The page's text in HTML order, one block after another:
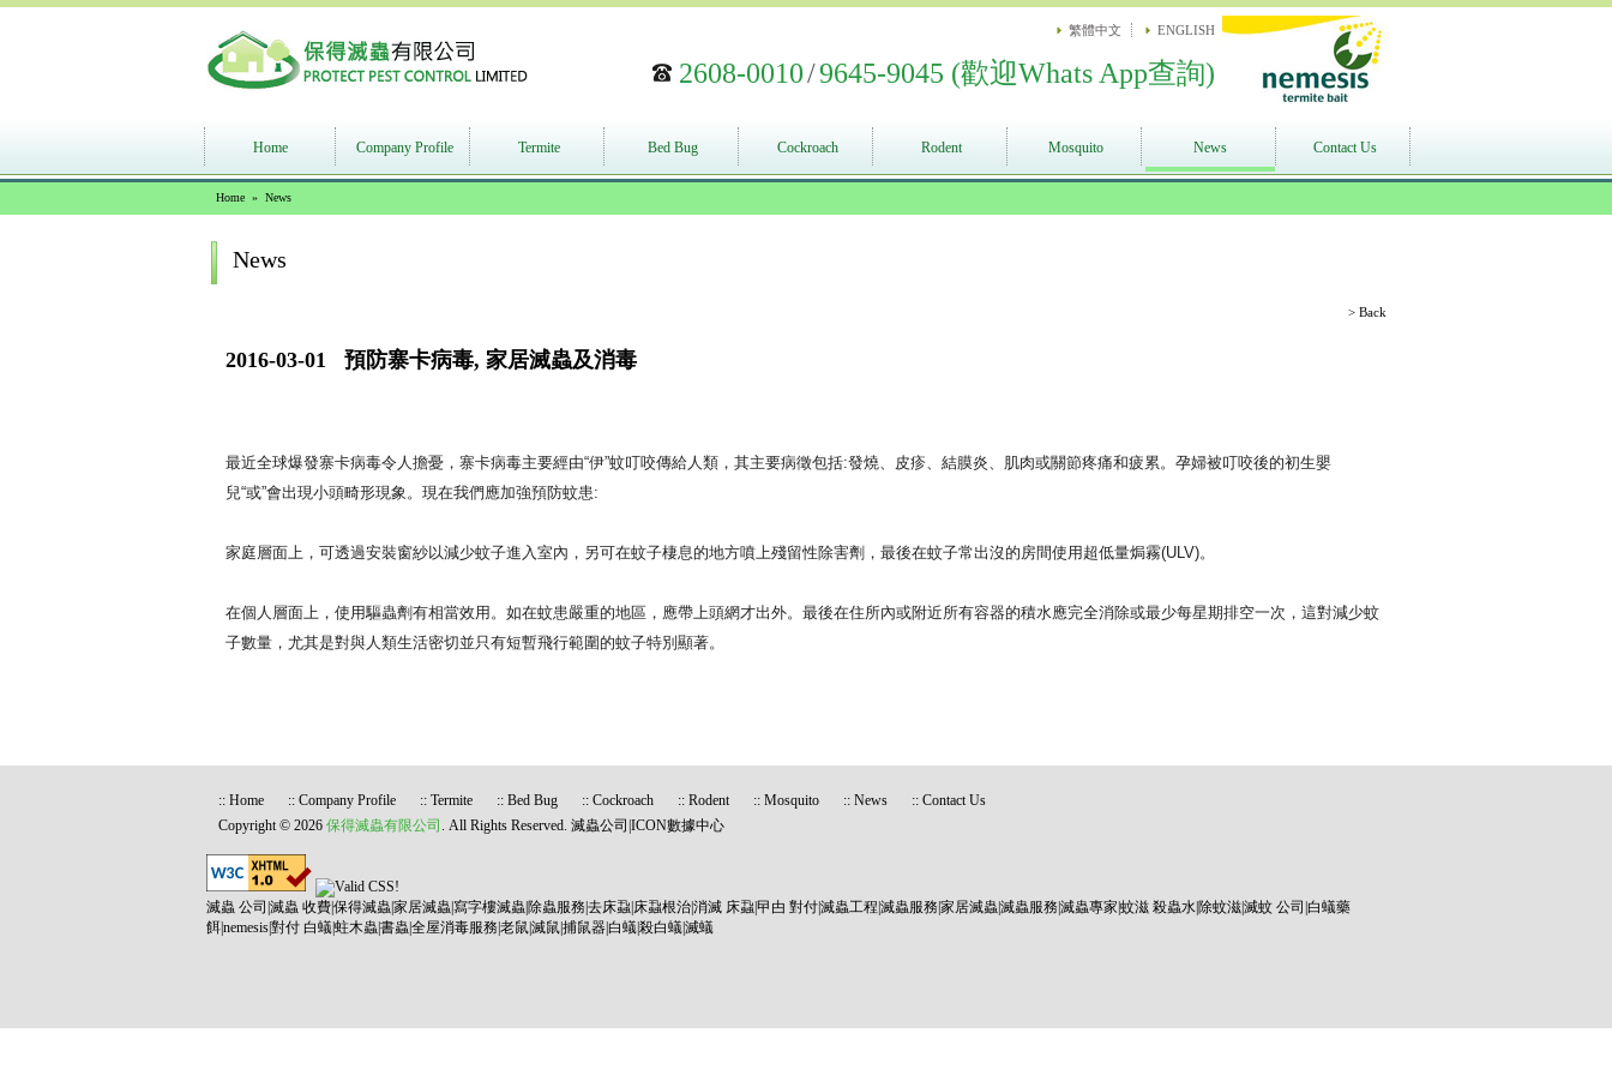
繁體中文 ENGLISH
2608-0010/9645-9045 (歡迎Whats App查詢)
Home Company Profile Termite Bed Bug Cockroach Rodent Mosquito News Contact Us
Home » News
News
> Back
2016-03-01 預防寨卡病毒, 家居滅蟲及消毒
最近全球爆發寨卡病毒令人擔憂，寨卡病毒主要經由“伊”蚊叮咬傳給人類，其主要病徵包括:發燒、皮疹、結膜炎、肌肉或關節疼痛和疲累。孕婦被叮咬後的初生嬰
兒“或”會出現小頭畸形現象。現在我們應加強預防蚊患:
家庭層面上，可透過安裝窗紗以減少蚊子進入室內，另可在蚊子棲息的地方噴上殘留性除害劑，最後在蚊子常出沒的房間使用超低量焗霧(ULV)。
在個人層面上，使用驅蟲劑有相當效用。如在蚊患嚴重的地區，應帶上頭網才出外。最後在住所內或附近所有容器的積水應完全消除或最少每星期排空一次，這對減少蚊
子數量，尤其是對與人類生活密切並只有短暫飛行範圍的蚊子特別顯著。
:: Home :: Company Profile :: Termite :: Bed Bug :: Cockroach :: Rodent :: Mosquito :: News :: Contact Us
Copyright © 2026 保得滅蟲有限公司 . All Rights Reserved. 滅蟲公司 ICON數據中心
滅蟲 公司 滅蟲 收費保得滅蟲 家居滅蟲 寫字樓滅蟲 除蟲服務 去床蝨 床蝨根治消滅 床蝨 曱甴 對付滅蟲工程 滅蟲服務 家居滅蟲 滅蟲服務 滅蟲專家 蚊滋 殺蟲水 除蚊滋滅蚊 公司 白蟻藥
餌nemesis對付 白蟻蛀木蟲 書蟲 全屋消毒服務 老鼠滅鼠捕鼠器 白蟻殺白蟻滅蟻